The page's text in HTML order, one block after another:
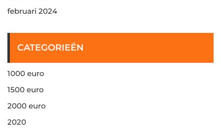
februari 2024
CATEGORIEËN
1000 euro
1500 euro
2000 euro
2020